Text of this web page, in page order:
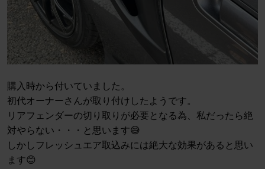
購入時から付いていました。
初代オーナーさんが取り付けしたようです。
リアフェンダーの切り取りが必要となる為、私だったら絶
対やらない・・・と思います😅
しかしフレッシュエア取込みには絶大な効果があると思い
ます😊